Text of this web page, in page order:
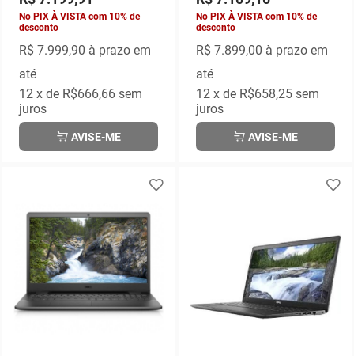
No PIX À VISTA com 10% de
desconto
R$ 7.999,90 à prazo em
até
12x de R$666,66sem
juros
AVISE-ME
No PIX À VISTA com 10% de
desconto
R$ 7.899,00 à prazo em
até
12x de R$658,25sem
juros
AVISE-ME